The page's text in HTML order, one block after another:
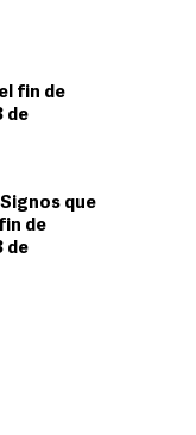
fin de
de
que
de
de